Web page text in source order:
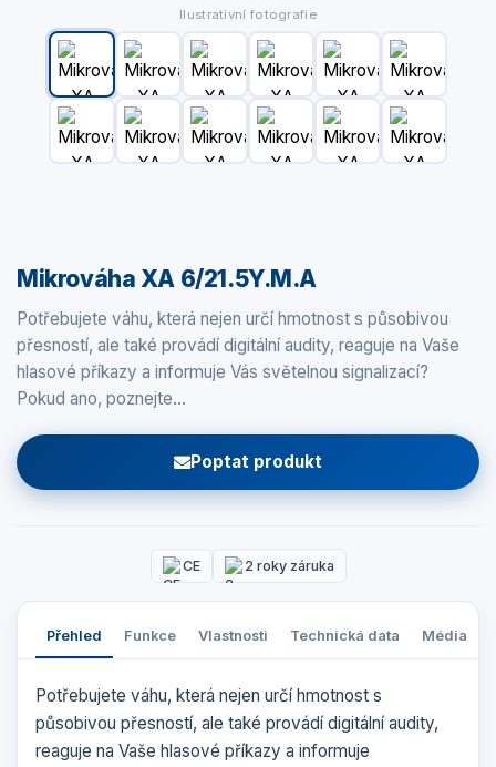
Ilustrativní fotografie
Mikrováha XA 6/21.5Y.M.A
Potřebujete váhu, která nejen určí hmotnost s působivou
přesností, ale také provádí digitální audity, reaguje na Vaše
hlasové příkazy a informuje Vás světelnou signalizací?
Pokud ano, poznejte…
Poptat produkt
CE 2 roky záruka
Přehled Funkce Vlastnosti Technická data Média
Potřebujete váhu, která nejen určí hmotnost s
působivou přesností, ale také provádí digitální audity,
reaguje na Vaše hlasové příkazy a informuje